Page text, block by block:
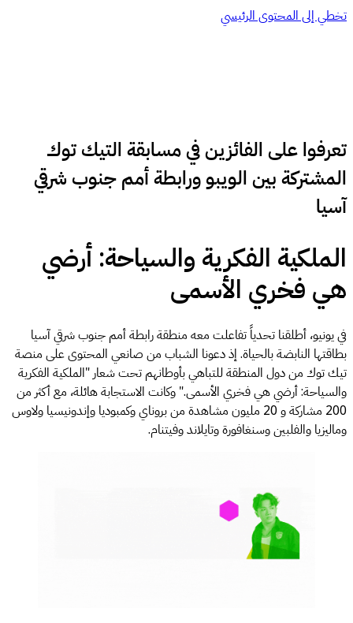
تخطي إلى المحتوى الرئيسي
تعرفوا على الفائزين في مسابقة التيك توك
المشتركة بين الويبو ورابطة أمم جنوب شرقي
آسيا
الملكية الفكرية والسياحة: أرضي
هي فخري الأسمى
في يونيو، أطلقنا تحدياً تفاعلت معه منطقة رابطة أمم جنوب شرقي آسيا
بطاقتها النابضة بالحياة. إذ دعونا الشباب من صانعي المحتوى على منصة
تيك توك من دول المنطقة للتباهي بأوطانهم تحت شعار "الملكية الفكرية
والسياحة: أرضي هي فخري الأسمى." وكانت الاستجابة هائلة، مع أكثر من
200 مشاركة و 20 مليون مشاهدة من بروناي وكمبوديا وإندونيسيا ولاوس
وماليزيا والفلبين وسنغافورة وتايلاند وفيتنام.